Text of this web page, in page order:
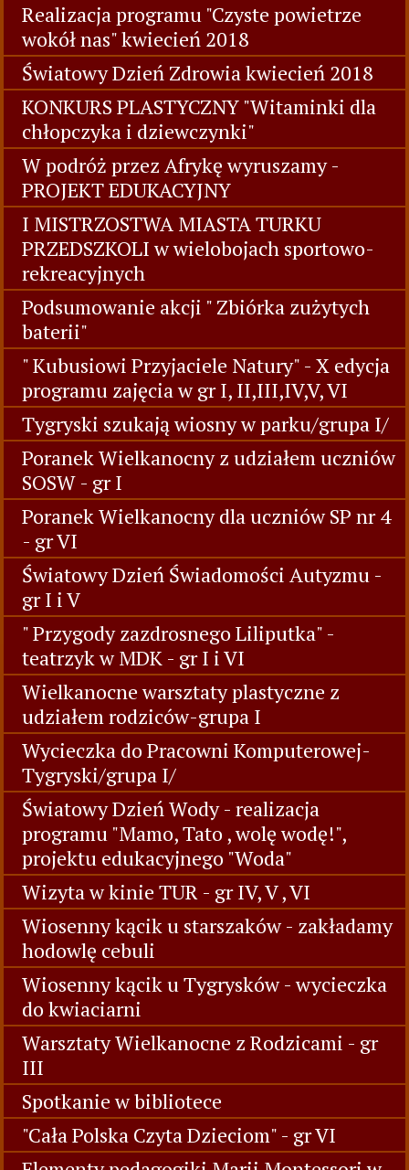
Realizacja programu "Czyste powietrze
wokół nas" kwiecień 2018
Światowy Dzień Zdrowia kwiecień 2018
KONKURS PLASTYCZNY "Witaminki dla
chłopczyka i dziewczynki"
W podróż przez Afrykę wyruszamy -
PROJEKT EDUKACYJNY
I MISTRZOSTWA MIASTA TURKU
PRZEDSZKOLI w wielobojach sportowo-
rekreacyjnych
Podsumowanie akcji " Zbiórka zużytych
baterii"
" Kubusiowi Przyjaciele Natury" - X edycja
programu zajęcia w gr I, II,III,IV,V, VI
Tygryski szukają wiosny w parku/grupa I/
Poranek Wielkanocny z udziałem uczniów
SOSW - gr I
Poranek Wielkanocny dla uczniów SP nr 4
- gr VI
Światowy Dzień Świadomości Autyzmu -
gr I i V
" Przygody zazdrosnego Liliputka" -
teatrzyk w MDK - gr I i VI
Wielkanocne warsztaty plastyczne z
udziałem rodziców-grupa I
Wycieczka do Pracowni Komputerowej-
Tygryski/grupa I/
Światowy Dzień Wody - realizacja
programu "Mamo, Tato , wolę wodę!",
projektu edukacyjnego "Woda"
Wizyta w kinie TUR - gr IV, V , VI
Wiosenny kącik u starszaków - zakładamy
hodowlę cebuli
Wiosenny kącik u Tygrysków - wycieczka
do kwiaciarni
Warsztaty Wielkanocne z Rodzicami - gr
III
Spotkanie w bibliotece
"Cała Polska Czyta Dzieciom" - gr VI